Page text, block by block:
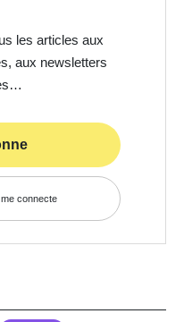
les articles aux
aux newsletters
connecte